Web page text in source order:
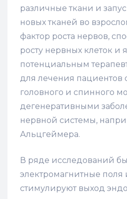
различные ткани и
новых тканей во
фактор роста нервов,
росту нервных клеток
потенциальным
для лечения
головного и спинного
дегенеративными
нервной системы,
Альцгеймера.
В ряде исследований
электромагнитные
стимулируют выход